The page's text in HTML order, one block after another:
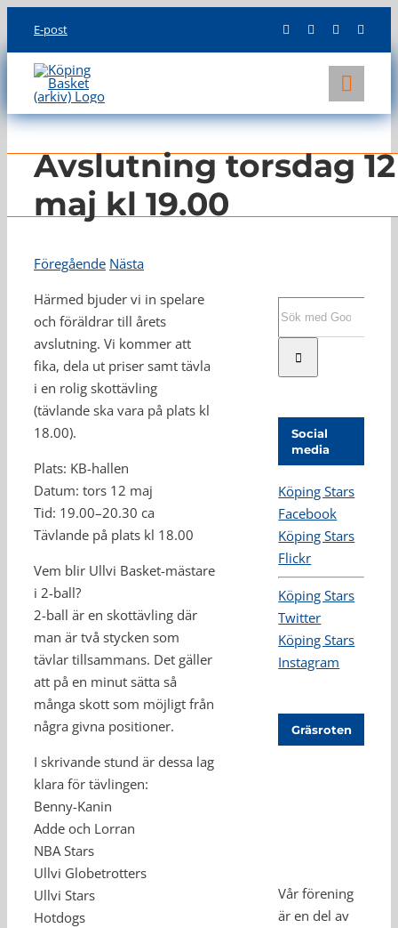
content
E-post
KLUBBEN
LAG
INFO
Avslutning torsdag 12
maj kl 19.00
Föregående Nästa
Härmed bjuder vi in spelare
och föräldrar till årets
avslutning. Vi kommer att
fika, dela ut priser samt tävla
i en rolig skottävling
(tävlande ska vara på plats kl
18.00).
Plats: KB-hallen
Datum: tors 12 maj
Tid: 19.00–20.30 ca
Tävlande på plats kl 18.00
Vem blir Ullvi Basket-mästare
i 2-ball?
2-ball är en skottävling där
man är två stycken som
tävlar tillsammans. Det gäller
att på en minut sätta så
många skott som möjligt från
några givna positioner.
I skrivande stund är dessa lag
klara för tävlingen:
Benny-Kanin
Adde och Lorran
NBA Stars
Ullvi Globetrotters
Ullvi Stars
Hotdogs
Social
media
Köping Stars
Facebook
Köping Stars
Flickr
Köping Stars
Twitter
Köping Stars
Instagram
Gräsroten
Vår förening
är en del av